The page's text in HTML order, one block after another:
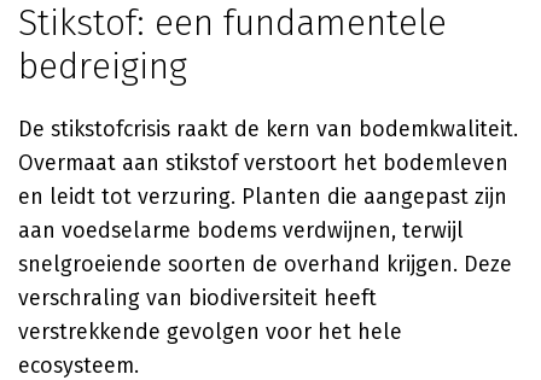
Stikstof: een fundamentele
bedreiging
De stikstofcrisis raakt de kern van bodemkwaliteit.
Overmaat aan stikstof verstoort het bodemleven
en leidt tot verzuring. Planten die aangepast zijn
aan voedselarme bodems verdwijnen, terwijl
snelgroeiende soorten de overhand krijgen. Deze
verschraling van biodiversiteit heeft
verstrekkende gevolgen voor het hele
ecosysteem.